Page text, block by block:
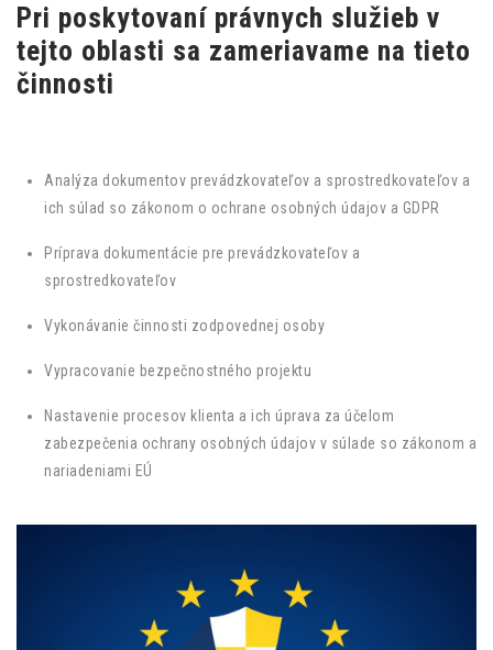
Pri poskytovaní právnych služieb v
tejto oblasti sa zameriavame na tieto
činnosti
Analýza dokumentov prevádzkovateľov a sprostredkovateľov a
ich súlad so zákonom o ochrane osobných údajov a GDPR
Príprava dokumentácie pre prevádzkovateľov a
sprostredkovateľov
Vykonávanie činnosti zodpovednej osoby
Vypracovanie bezpečnostného projektu
Nastavenie procesov klienta a ich úprava za účelom
zabezpečenia ochrany osobných údajov v súlade so zákonom a
nariadeniami EÚ